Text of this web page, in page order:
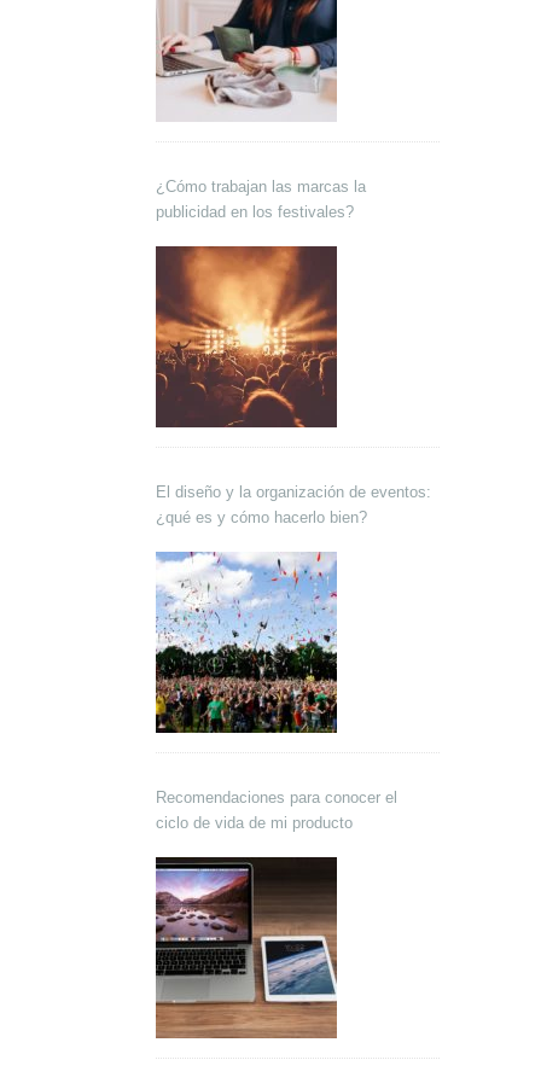
¿Cómo trabajan las marcas la
publicidad en los festivales?
El diseño y la organización de eventos:
¿qué es y cómo hacerlo bien?
Recomendaciones para conocer el
ciclo de vida de mi producto